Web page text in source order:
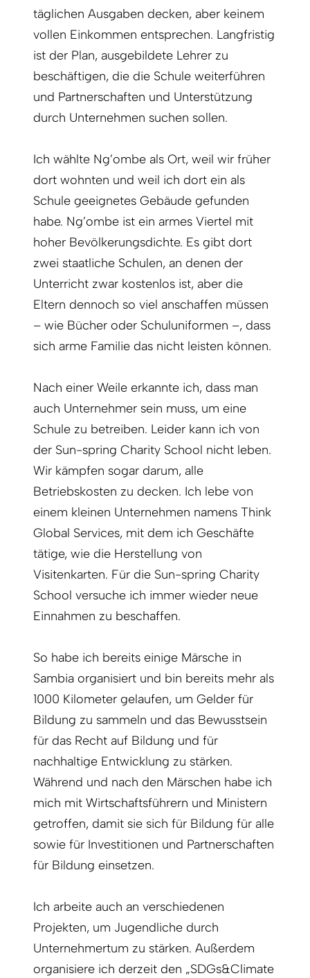
täglichen Ausgaben decken, aber keinem
vollen Einkommen entsprechen. Langfristig
ist der Plan, ausgebildete Lehrer zu
beschäftigen, die die Schule weiterführen
und Partnerschaften und Unterstützung
durch Unternehmen suchen sollen.
Ich wählte Ng’ombe als Ort, weil wir früher
dort wohnten und weil ich dort ein als
Schule geeignetes Gebäude gefunden
habe. Ng’ombe ist ein armes Viertel mit
hoher Bevölkerungsdichte. Es gibt dort
zwei staatliche Schulen, an denen der
Unterricht zwar kostenlos ist, aber die
Eltern dennoch so viel anschaffen müssen
– wie Bücher oder Schuluniformen –, dass
sich arme Familie das nicht leisten können.
Nach einer Weile erkannte ich, dass man
auch Unternehmer sein muss, um eine
Schule zu betreiben. Leider kann ich von
der Sun-spring Charity School nicht leben.
Wir kämpfen sogar darum, alle
Betriebskosten zu decken. Ich lebe von
einem kleinen Unternehmen namens Think
Global Services, mit dem ich Geschäfte
tätige, wie die Herstellung von
Visitenkarten. Für die Sun-spring Charity
School versuche ich immer wieder neue
Einnahmen zu beschaffen.
So habe ich bereits einige Märsche in
Sambia organisiert und bin bereits mehr als
1000 Kilometer gelaufen, um Gelder für
Bildung zu sammeln und das Bewusstsein
für das Recht auf Bildung und für
nachhaltige Entwicklung zu stärken.
Während und nach den Märschen habe ich
mich mit Wirtschaftsführern und Ministern
getroffen, damit sie sich für Bildung für alle
sowie für Investitionen und Partnerschaften
für Bildung einsetzen.
Ich arbeite auch an verschiedenen
Projekten, um Jugendliche durch
Unternehmertum zu stärken. Außerdem
organisiere ich derzeit den „SDGs&Climate